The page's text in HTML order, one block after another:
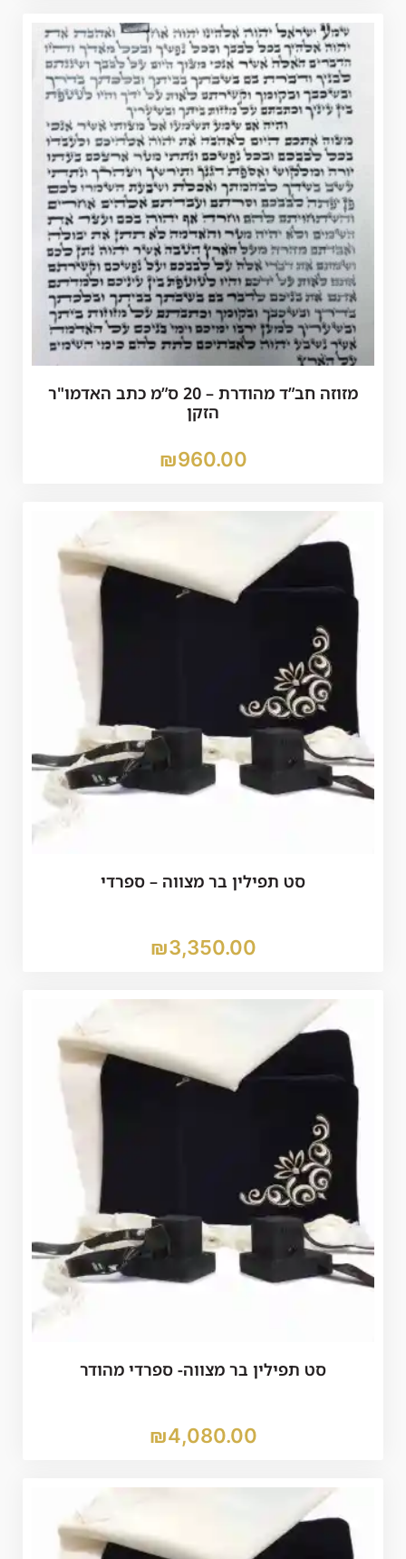
מזוזה חב”ד מהודרת – 20 ס”מ כתב האדמו"ר
הזקן
₪960.00
סט תפילין בר מצווה – ספרדי
₪3,350.00
סט תפילין בר מצווה- ספרדי מהודר
₪4,080.00